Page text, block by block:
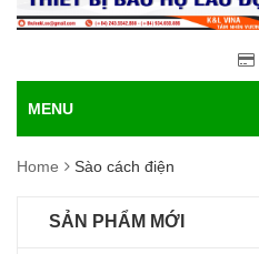
MENU
Home Sào cách điện
SẢN PHẨM MỚI